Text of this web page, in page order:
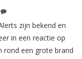
zijn bekend en
in een reactie op
rond een grote brand